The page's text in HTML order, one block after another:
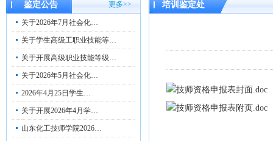
鉴定公告 更多>>
关于2026年7月社会化…
关于学生高级工职业技能等…
关于开展高级职业技能等级…
关于2026年5月社会化…
2026年4月25日学生…
关于开展2026年4月学…
山东化工技师学院2026…
培训鉴定处
技师资格申报表封面.doc
技师资格申报表附页.doc